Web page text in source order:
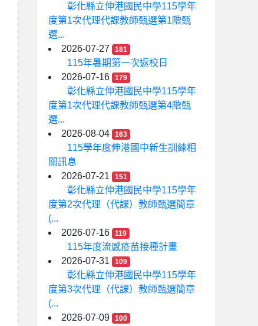
彰化縣立伸港國民中學115學年
度第1次代理代課教師甄選第1階甄
選...
2026-07-27
181
115年暑期第一次返校日
2026-07-16
179
彰化縣立伸港國民中學115學年
度第1次代理代課教師甄選第4階甄
選...
2026-08-04
163
115學年度伸港國中新生訓練相
關訊息
2026-07-21
151
彰化縣立伸港國民中學115學年
度第2次代理（代課）教師甄選簡章
(...
2026-07-16
119
115年度流感疫苗接種計畫
2026-07-31
109
彰化縣立伸港國民中學115學年
度第3次代理（代課）教師甄選簡章
(...
2026-07-09
100